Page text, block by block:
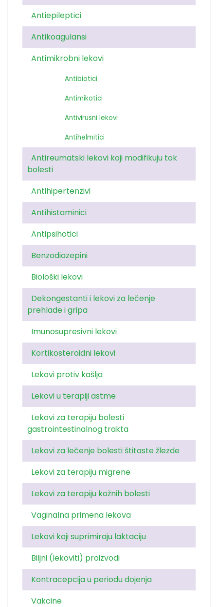
Antiepileptici
Antikoagulansi
Antimikrobni lekovi
Antibiotici
Antimikotici
Antivirusni lekovi
Antihelmitici
Antireumatski lekovi koji modifikuju tok
bolesti
Antihipertenzivi
Antihistaminici
Antipsihotici
Benzodiazepini
Biološki lekovi
Dekongestanti i lekovi za lečenje
prehlade i gripa
Imunosupresivni lekovi
Kortikosteroidni lekovi
Lekovi protiv kašlja
Lekovi u terapiji astme
Lekovi za terapiju bolesti
gastrointestinalnog trakta
Lekovi za lečenje bolesti štitaste žlezde
Lekovi za terapiju migrene
Lekovi za terapiju kožnih bolesti
Vaginalna primena lekova
Lekovi koji suprimiraju laktaciju
Biljni (lekoviti) proizvodi
Kontracepcija u periodu dojenja
Vakcine